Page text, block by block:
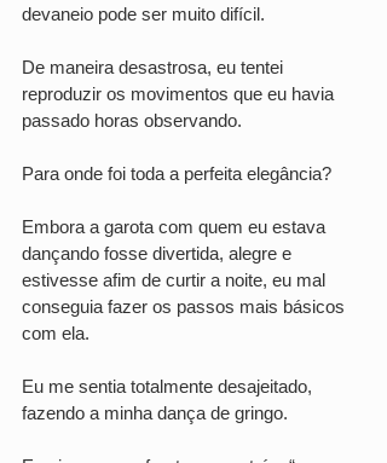
devaneio pode ser muito difícil.
De maneira desastrosa, eu tentei
reproduzir os movimentos que eu havia
passado horas observando.
Para onde foi toda a perfeita elegância?
Embora a garota com quem eu estava
dançando fosse divertida, alegre e
estivesse afim de curtir a noite, eu mal
conseguia fazer os passos mais básicos
com ela.
Eu me sentia totalmente desajeitado,
fazendo a minha dança de gringo.